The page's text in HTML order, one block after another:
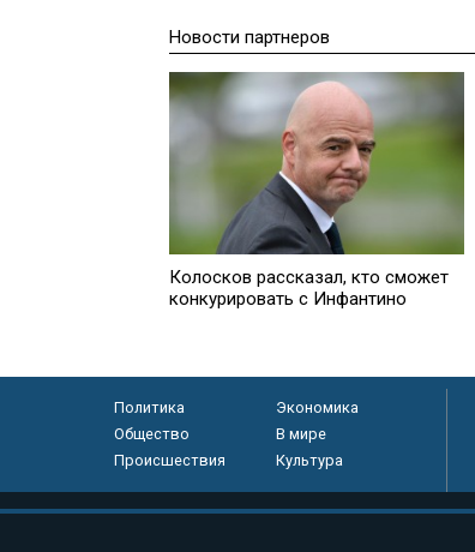
Новости партнеров
Колосков рассказал, кто сможет
конкурировать с Инфантино
Политика
Экономика
Общество
В мире
Происшествия
Культура